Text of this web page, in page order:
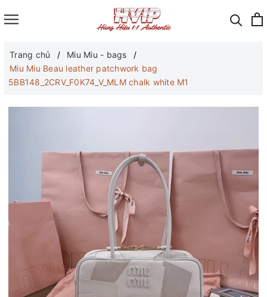
Trang chủ
Miu Miu - bags
Miu Miu Beau leather patchwork bag
5BB148_2CRV_F0K74_V_MLM chalk white M1